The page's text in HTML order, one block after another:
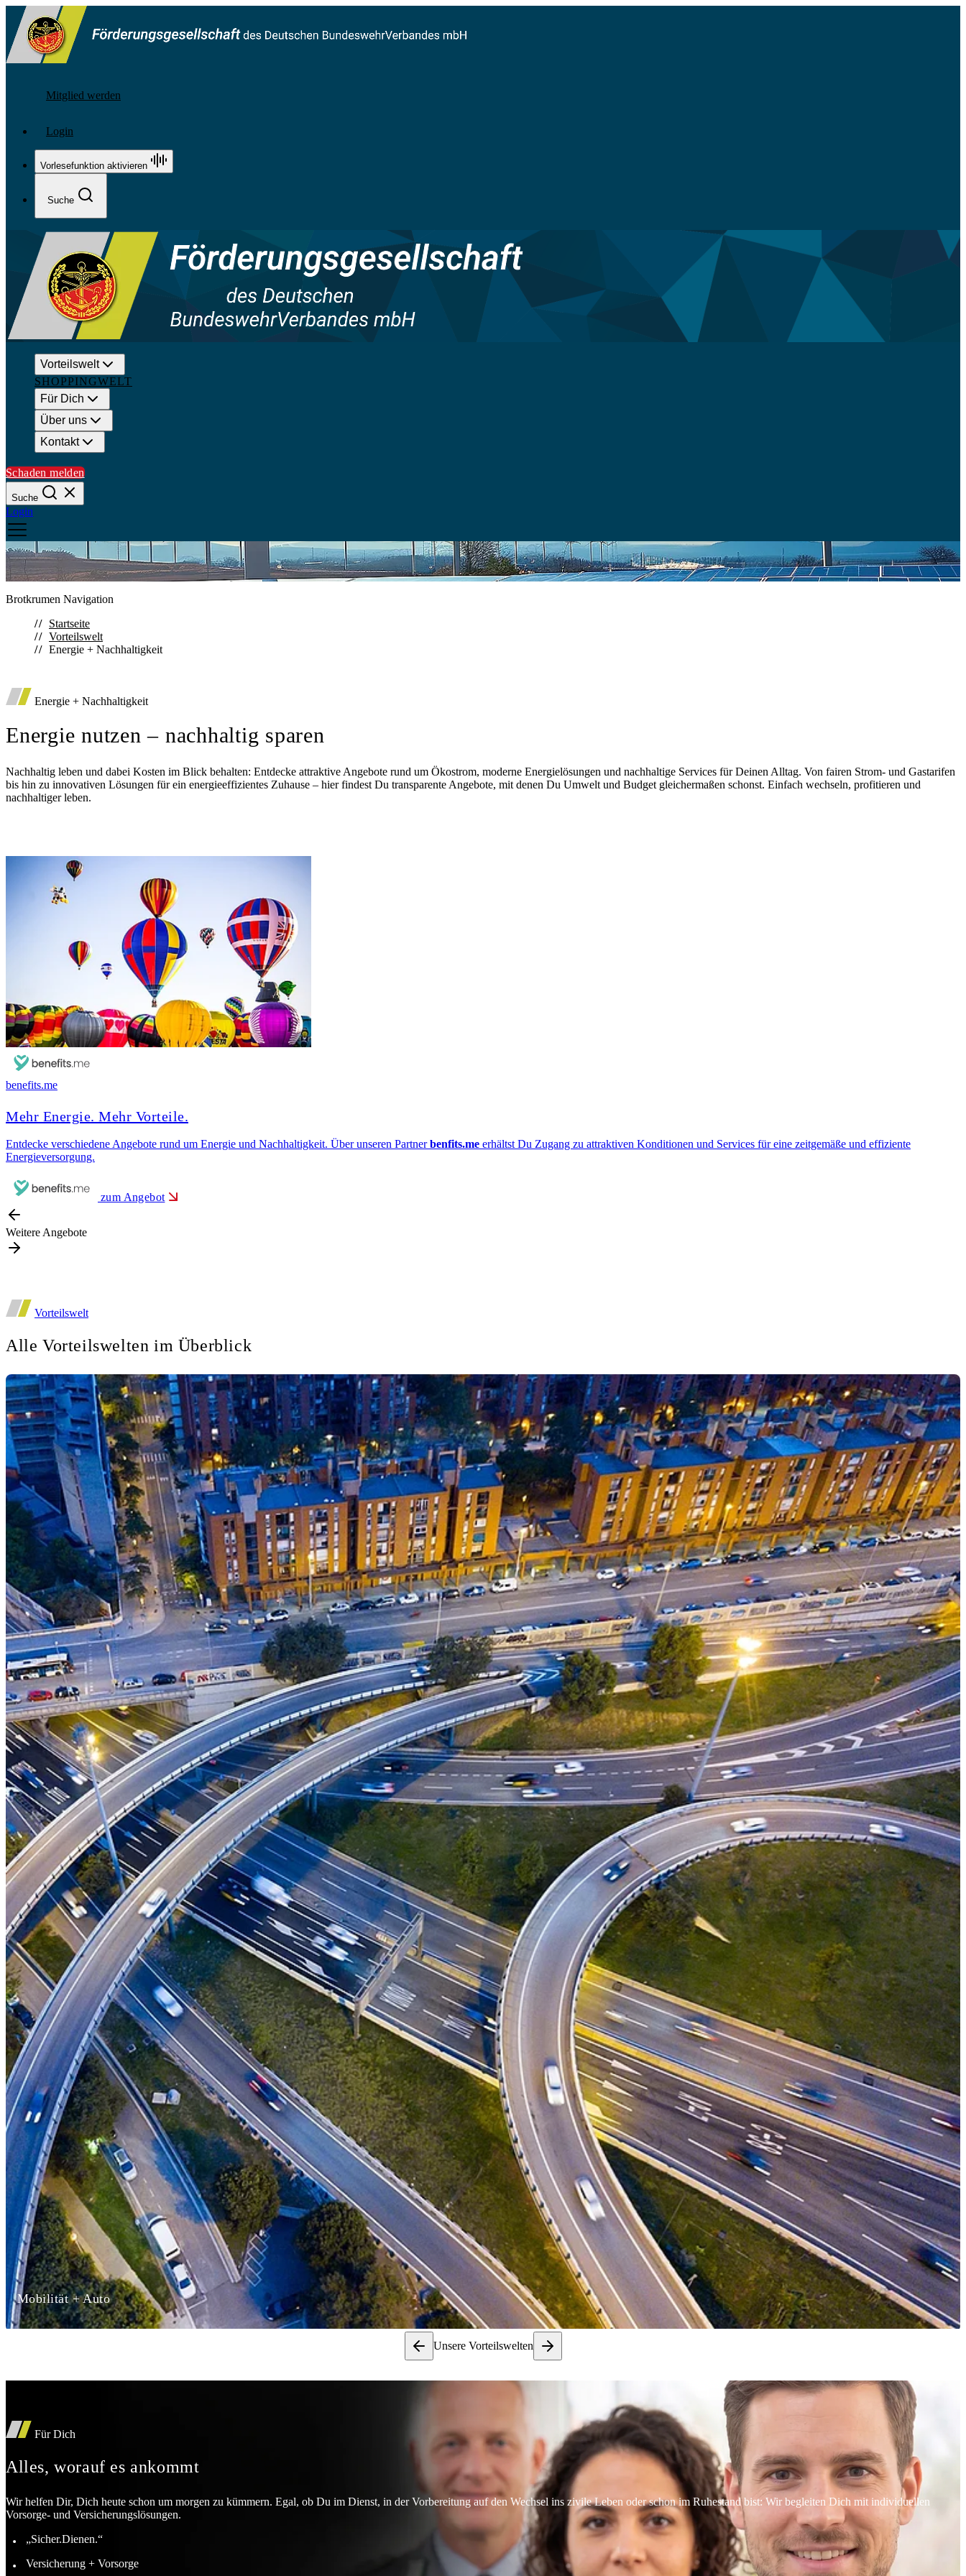
Mitglied werden
Login
Vorlesefunktion aktivieren
Suche
Vorteilswelt
SHOPPINGWELT
Für Dich
Über uns
Kontakt
Schaden melden
Suche
Login
Suchen
Schließen
Häufige Suchanfragen
Deutsche Vorsorgedatenbank
Brotkrumen Navigation
Startseite
Vorteilswelt
Energie + Nachhaltigkeit
Energie + Nachhaltigkeit
Energie nutzen – nachhaltig sparen
Nachhaltig leben und dabei Kosten im Blick behalten: Entdecke attraktive Angebote rund um Ökostrom, moderne Energielösungen und nachhaltige Services für Deinen Alltag. Von fairen Strom- und Gastarifen
bis hin zu innovativen Lösungen für ein energieeffizientes Zuhause – hier findest Du transparente Angebote, mit denen Du Umwelt und Budget gleichermaßen schonst. Einfach wechseln, profitieren und
nachhaltiger leben.
benefits.me
Mehr Energie. Mehr Vorteile.
Entdecke verschiedene Angebote rund um Energie und Nachhaltigkeit. Über unseren Partnerbenfits.me erhältst Du Zugang zu attraktiven Konditionen und Services für eine zeitgemäße und effiziente
Energieversorgung.
zum Angebot
Weitere Angebote
Vorteilswelt
Alle Vorteilswelten im Überblick
Mobilität + Auto
Unsere Vorteilswelten
Für Dich
Alles, worauf es ankommt
Wir helfen Dir, Dich heute schon um morgen zu kümmern. Egal, ob Du im Dienst, in der Vorbereitung auf den Wechsel ins zivile Leben oder schon im Ruhestand bist: Wir begleiten Dich mit individuellen
Vorsorge- und Versicherungslösungen.
„Sicher.Dienen.“
Versicherung + Vorsorge